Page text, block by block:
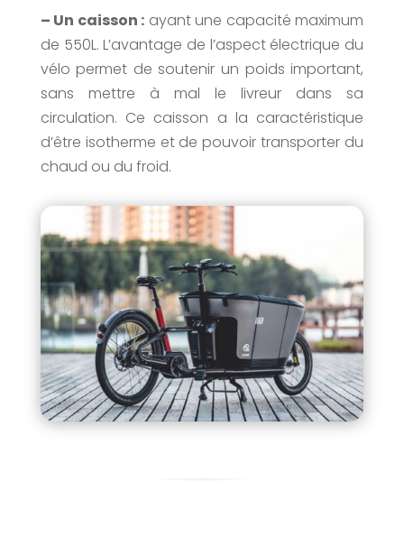
– Un caisson : ayant une capacité maximum
de 550L. L’avantage de l’aspect électrique du
vélo permet de soutenir un poids important,
sans mettre à mal le livreur dans sa
circulation. Ce caisson a la caractéristique
d’être isotherme et de pouvoir transporter du
chaud ou du froid.